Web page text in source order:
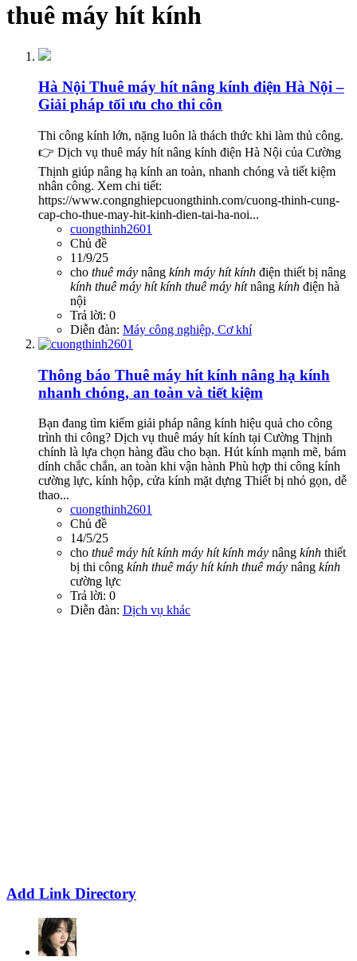
thuê máy hít kính
Hà Nội Thuê máy hít nâng kính điện Hà Nội –
Giải pháp tối ưu cho thi côn
Thi công kính lớn, nặng luôn là thách thức khi làm thủ công.
👉 Dịch vụ thuê máy hít nâng kính điện Hà Nội của Cường
Thịnh giúp nâng hạ kính an toàn, nhanh chóng và tiết kiệm
nhân công. Xem chi tiết:
https://www.congnghiepcuongthinh.com/cuong-thinh-cung-
cap-cho-thue-may-hit-kinh-dien-tai-ha-noi...
cuongthinh2601
Chủ đề
11/9/25
cho thuê máy nâng kính máy hít kính điện thiết bị nâng
kính thuê máy hít kính thuê máy hítnâng kính điện hà
nội
Trả lời: 0
Diễn đàn: Máy công nghiệp, Cơ khí
Thông báo Thuê máy hít kính nâng hạ kính
nhanh chóng, an toàn và tiết kiệm
Bạn đang tìm kiếm giải pháp nâng kính hiệu quả cho công
trình thi công? Dịch vụ thuê máy hít kính tại Cường Thịnh
chính là lựa chọn hàng đầu cho bạn. Hút kính mạnh mẽ, bám
dính chắc chắn, an toàn khi vận hành Phù hợp thi công kính
cường lực, kính hộp, cửa kính mặt dựng Thiết bị nhỏ gọn, dễ
thao...
cuongthinh2601
Chủ đề
14/5/25
cho thuê máy hít kính máy hít kính máy nâng kính thiết
bị thi công kính thuê máy hít kính thuê máy nâng kính
cường lực
Trả lời: 0
Diễn đàn: Dịch vụ khác
Add Link Directory